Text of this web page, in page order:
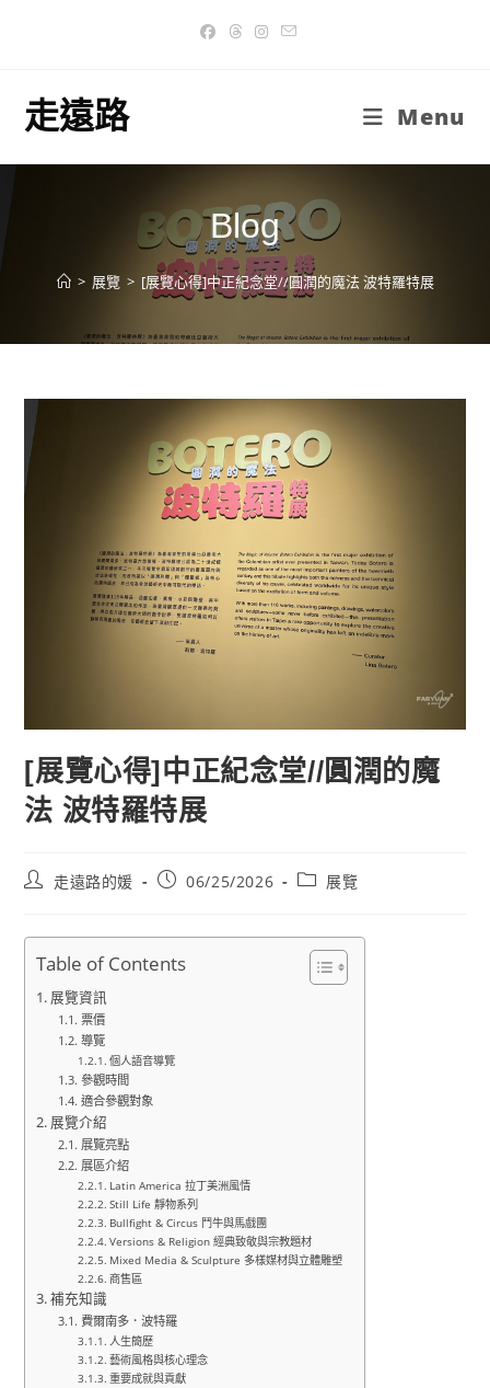
走遠路 Menu
Blog
> 展覽 > [展覽心得]中正紀念堂//圓潤的魔法 波特羅特展
[展覽心得]中正紀念堂//圓潤的魔
法 波特羅特展
Post走遠路的媛
Post06/25/2026
Post展覽
Table of Contents
展覽資訊
票價
導覽
個人語音導覽
參觀時間
適合參觀對象
展覽介紹
展覽亮點
展區介紹
Latin America 拉丁美洲風情
Still Life 靜物系列
Bullfight & Circus 鬥牛與馬戲團
Versions & Religion 經典致敬與宗教題材
Mixed Media & Sculpture 多樣媒材與立體雕塑
商售區
補充知識
費爾南多．波特羅
人生簡歷
藝術風格與核心理念
重要成就與貢獻